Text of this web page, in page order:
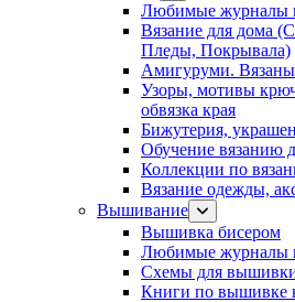
Любимые журналы
Вязание для дома
Пледы, Покрывала)
Амигуруми.
Узоры, мотивы
обвязка края
Бижутерия,
Обучение вязанию
Коллекции по
Вязание одежды,
Вышивание
Вышивка бисером
Любимые журналы
Схемы для
Книги по вышивке